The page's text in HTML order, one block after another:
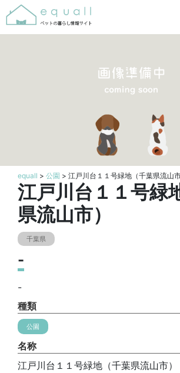
equall > 公園 > 江戸川台１１号緑地（千葉県流山市
江戸川台１１号緑
県流山市）
千葉県
-
-
種類
公園
名称
江戸川台１１号緑地（千葉県流山市）